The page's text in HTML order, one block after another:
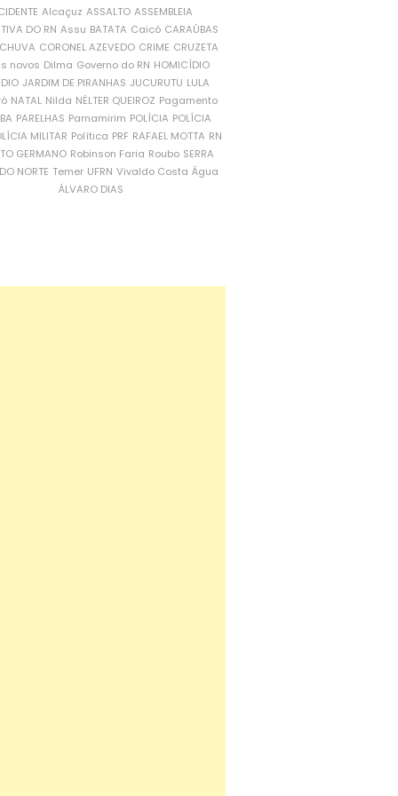
Alcaçuz ASSALTO ASSEMBLEIA
DO RN Assu BATATA Caicó CARAÚBAS
CORONEL AZEVEDO CRIME CRUZETA
novos Dilma Governo do RN HOMICÍDIO
JARDIM DE PIRANHAS JUCURUTU LULA
NATAL Nilda NÉLTER QUEIROZ Pagamento
PARELHAS Parnamirim POLÍCIA POLÍCIA
MILITAR Política PRF RAFAEL MOTTA RN
GERMANO Robinson Faria Roubo SERRA
NORTE Temer UFRN Vivaldo Costa Água
ÁLVARO DIAS